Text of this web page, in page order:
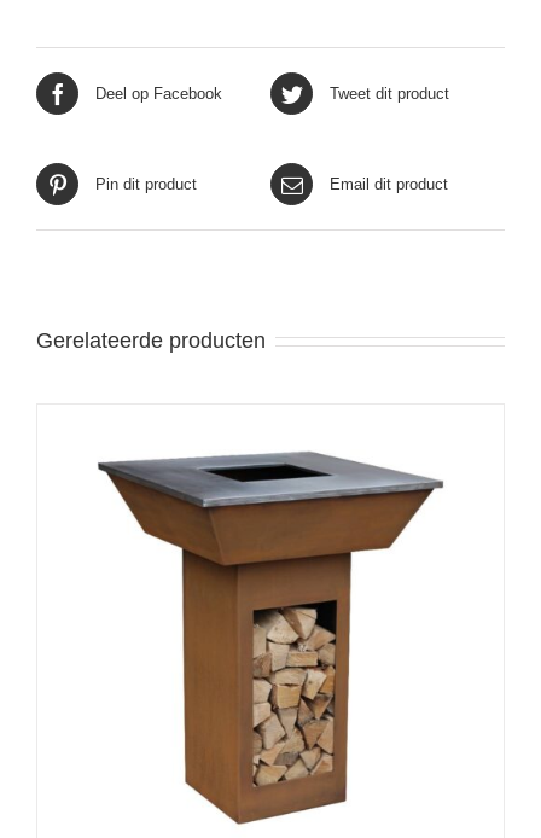
Deel op Facebook Tweet dit product
Pin dit product Email dit product
Gerelateerde producten